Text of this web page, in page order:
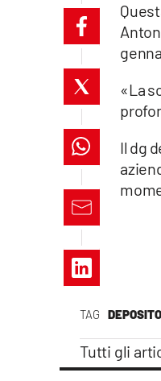
cosenzachannel.it
ilvibonese.it
catanzarochannel.it
lacapitalenews.it
TAG
Tutti gli
«La
Il dg